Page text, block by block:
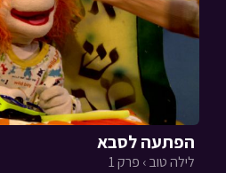
הפתעה לסבא
לילה טוב › פרק 1